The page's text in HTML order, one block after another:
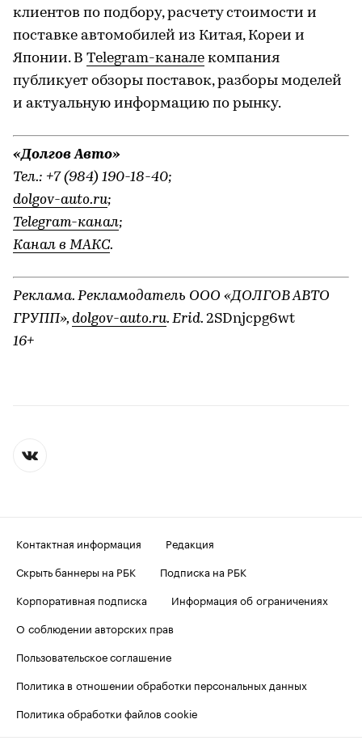
клиентов по подбору, расчету стоимости и
поставке автомобилей из Китая, Кореи и
Японии. В Telegram-канале компания
публикует обзоры поставок, разборы моделей
и актуальную информацию по рынку.
«Долгов Авто»
Тел.: +7 (984) 190-18-40;
dolgov-auto.ru;
Telegram-канал;
Канал в МАКС.
Реклама. Рекламодатель ООО «ДОЛГОВ АВТО
ГРУПП», dolgov-auto.ru. Erid. 2SDnjcpg6wt
16+
Контактная информация
Редакция
Скрыть баннеры на РБК
Подписка на РБК
Корпоративная подписка
Информация об ограничениях
О соблюдении авторских прав
Пользовательское соглашение
Политика в отношении обработки персональных данных
Политика обработки файлов cookie